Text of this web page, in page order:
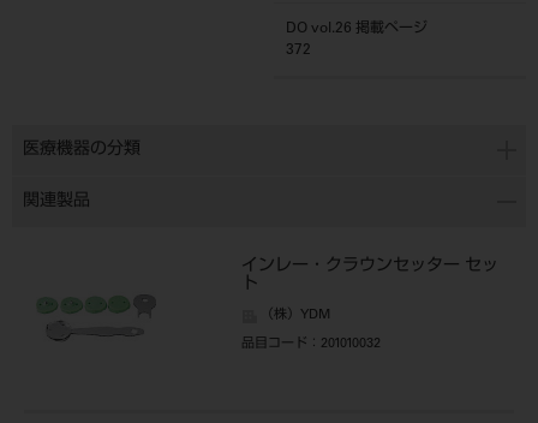
DO vol.26 掲載ページ
372
医療機器の分類
関連製品
インレー・クラウンセッター セッ
ト
（株）YDM
品目コード ：201010032